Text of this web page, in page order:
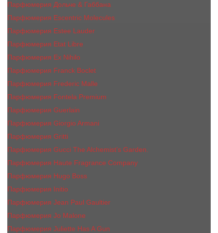
Парфюмерия Дольче & Габбана
Парфюмерия Escentric Molecules
Парфюмерия Estee Lаudеr
Парфюмерия Etat Libre
Парфюмерия Ex Nihilo
Парфюмерия Franck Boclet
Парфюмерия Frеderic Mаlle
Парфюмерия Fontela Premium
Парфюмерия Guerlain
Парфюмерия Giorgio Armani
Парфюмерия Gritti
Парфюмерия Gucci The Alchemist’s Garden.
Парфюмерия Haute Fragrance Company
Парфюмерия Hugo Boss
Парфюмерия Initio
Парфюмерия Jean Paul Gaultier
Парфюмерия Jо Malоnе
Парфюмерия Juliette Has A Gun